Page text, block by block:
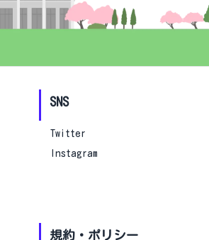
SNS
Twitter
Instagram
規約・ポリシー